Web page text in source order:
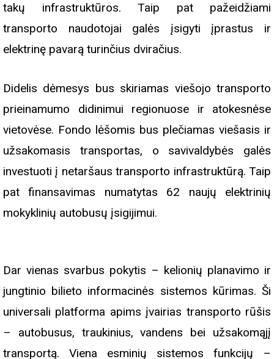
takų infrastruktūros. Taip pat pažeidžiami
transporto naudotojai galės įsigyti įprastus ir
elektrinę pavarą turinčius dviračius.
Didelis dėmesys bus skiriamas viešojo transporto
prieinamumo didinimui regionuose ir atokesnėse
vietovėse. Fondo lėšomis bus plečiamas viešasis ir
užsakomasis transportas, o savivaldybės galės
investuoti į netaršaus transporto infrastruktūrą. Taip
pat finansavimas numatytas 62 naujų elektrinių
mokyklinių autobusų įsigijimui.
Dar vienas svarbus pokytis – kelionių planavimo ir
jungtinio bilieto informacinės sistemos kūrimas. Ši
universali platforma apims įvairias transporto rūšis
– autobusus, traukinius, vandens bei užsakomąjį
transportą. Viena esminių sistemos funkcijų –